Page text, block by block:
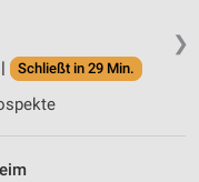
❯
Schließt in 29 Min.
von